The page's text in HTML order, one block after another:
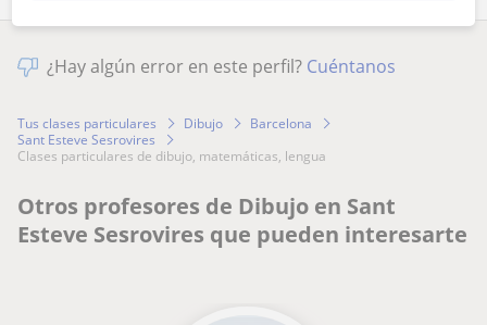
¿Hay algún error en este perfil? Cuéntanos
Tus clases particulares Dibujo
Barcelona
Sant Esteve Sesrovires
clases particulares de dibujo, matemáticas, lengua
Otros profesores de Dibujo en Sant
Esteve Sesrovires que pueden interesarte